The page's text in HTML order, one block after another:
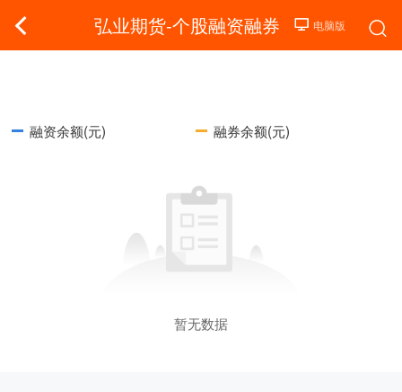
弘业期货-个股融资融券
融资余额(元) 融券余额(元)
暂无数据